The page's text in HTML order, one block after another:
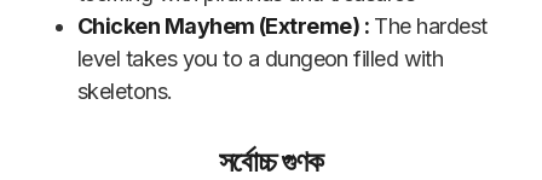
Chicken Mayhem (Extreme) :The hardest
level takes you to a dungeon filled with
skeletons.
সর্বোচ্চ গুণক